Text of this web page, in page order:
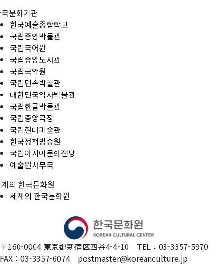
문화기관
한국예술종합학교
국립중앙박물관
국립국어원
국립중앙도서관
국립국악원
국립민속박물관
대한민국역사박물관
국립한글박물관
국립중앙극장
국립현대미술관
한국정책방송원
국립아시아문화전당
예술원사무국
의 한국문화원
세계의 한국문화원
〒160-0004 東京都新宿区四谷4-4-10 TEL：03-3357-5970
FAX：03-3357-6074 postmaster@koreanculture.jp